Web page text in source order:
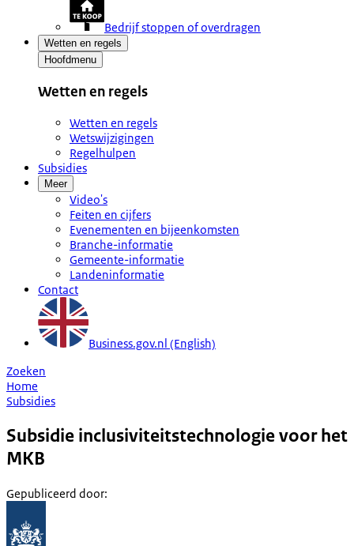
Bedrijf stoppen of overdragen
Wetten en regels
Hoofdmenu
Wetten en regels
Wetten en regels
Wetswijzigingen
Regelhulpen
Subsidies
Meer
Video's
Feiten en cijfers
Evenementen en bijeenkomsten
Branche-informatie
Gemeente-informatie
Landeninformatie
Contact
Business.gov.nl (English)
Zoeken
Home
Subsidies
Subsidie inclusiviteitstechnologie voor het
MKB
Gepubliceerd door: